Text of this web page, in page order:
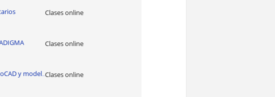
Clases online
Clases online
y model...Clases online